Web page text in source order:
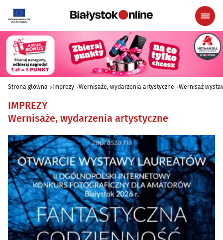
Strona główna Imprezy Wernisaże, wydarzenia artystyczne Wernisaż
IMPREZY
Wernisaże, wydarzenia artystyczne